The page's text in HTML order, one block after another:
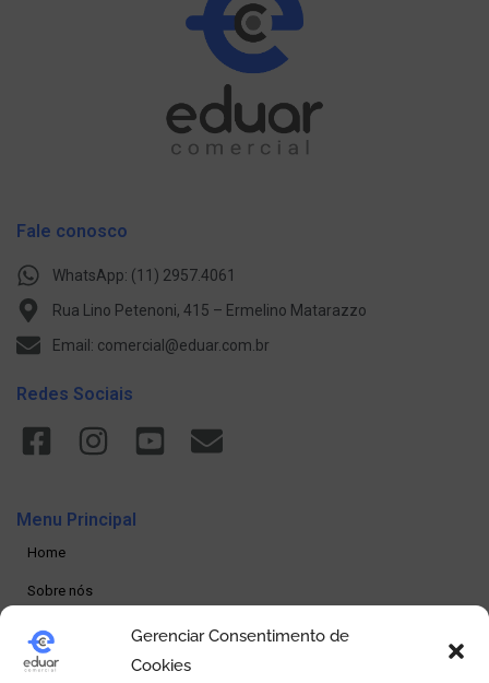
Gerenciar Consentimento de
Cookies
Fale conosco
WhatsApp: (11) 2957.4061
Rua Lino Petenoni, 415 – Ermelino Matarazzo
Email: comercial@eduar.com.br
Redes Sociais
Menu Principal
Home
Sobre nós
Produtos
Loja online